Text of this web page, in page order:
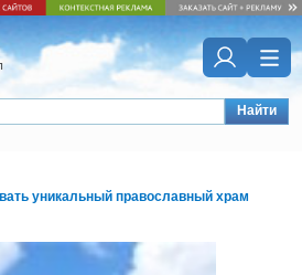
Найти
уникальный православный храм